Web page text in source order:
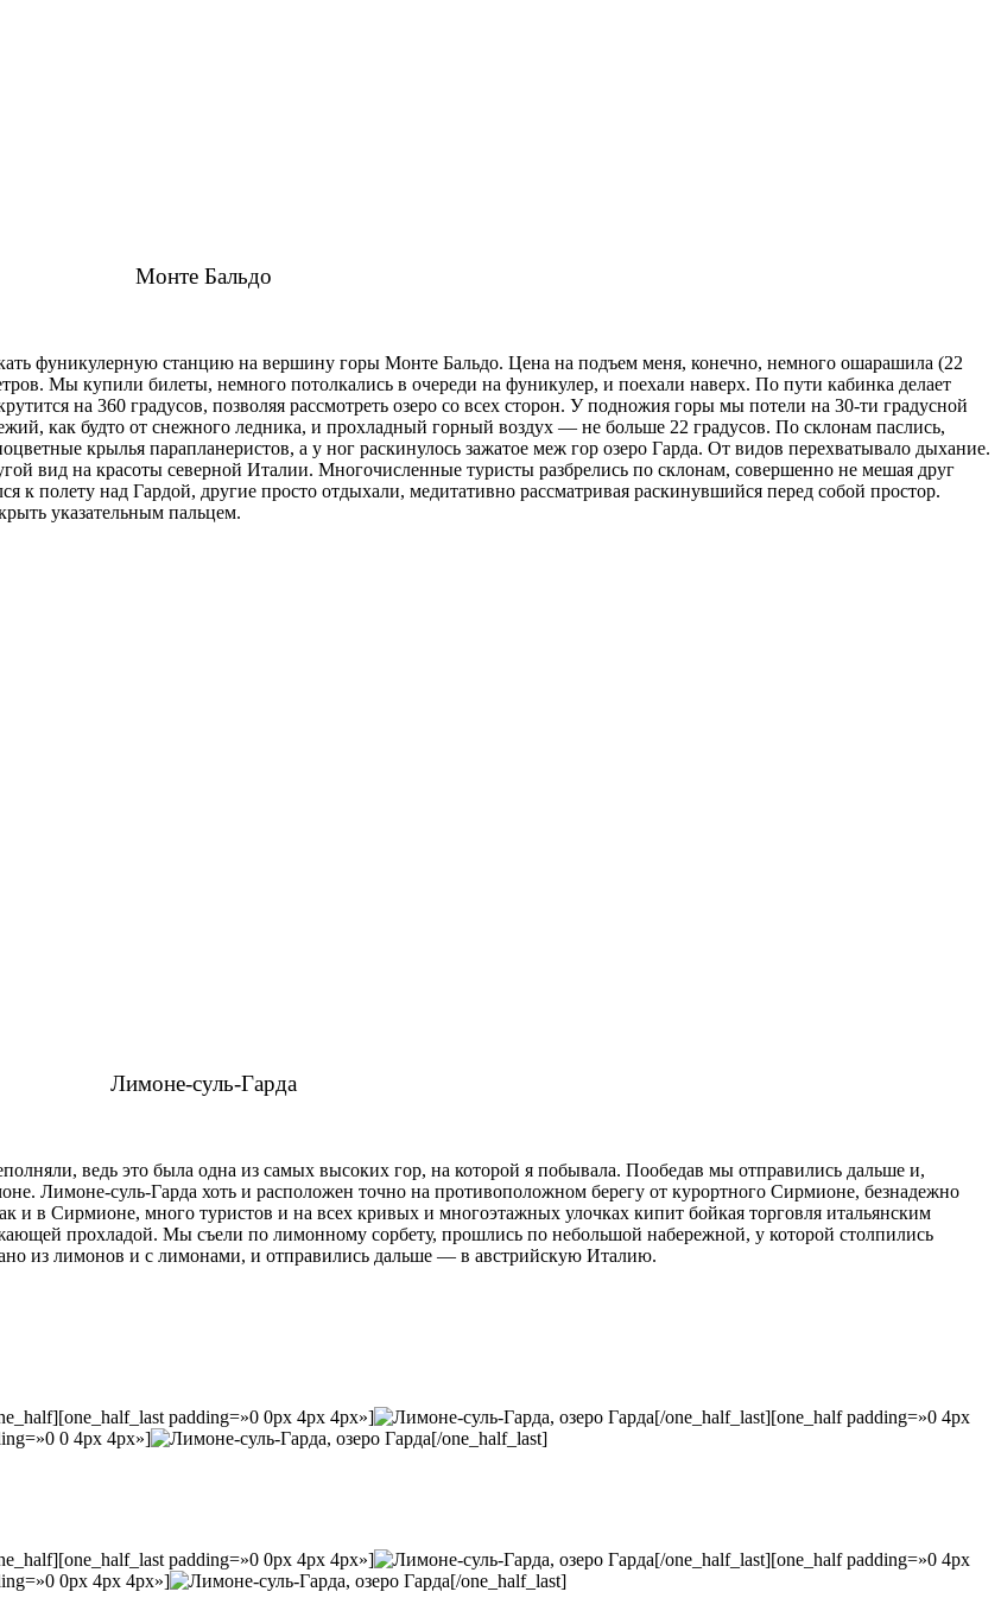
Монте Бальдо
фуникулерную станцию на вершину горы Монте Бальдо. Цена на подъем меня, конечно, немного ошарашила (22
Мы купили билеты, немного потолкались в очереди на фуникулер, и поехали наверх. По пути кабинка делает
на 360 градусов, позволяя рассмотреть озеро со всех сторон. У подножия горы мы потели на 30-ти градусной
как будто от снежного ледника, и прохладный горный воздух — не больше 22 градусов. По склонам паслись,
крылья парапланеристов, а у ног раскинулось зажатое меж гор озеро Гарда. От видов перехватывало дыхание.
вид на красоты северной Италии. Многочисленные туристы разбрелись по склонам, совершенно не мешая друг
к полету над Гардой, другие просто отдыхали, медитативно рассматривая раскинувшийся перед собой простор.
указательным пальцем.
Лимоне-суль-Гарда
ведь это была одна из самых высоких гор, на которой я побывала. Пообедав мы отправились дальше и,
Лимоне-суль-Гарда хоть и расположен точно на противоположном берегу от курортного Сирмионе, безнадежно
в Сирмионе, много туристов и на всех кривых и многоэтажных улочках кипит бойкая торговля итальянским
прохладой. Мы съели по лимонному сорбету, прошлись по небольшой набережной, у которой столпились
из лимонов и с лимонами, и отправились дальше — в австрийскую Италию.
padding=»0 0px 4px 4px»]
[/one_half_last][one_half padding=»0 4px
0 4px 4px»] [/one_half_last]
padding=»0 0px 4px 4px»]
[/one_half_last][one_half padding=»0 4px
0px 4px 4px»] [/one_half_last]